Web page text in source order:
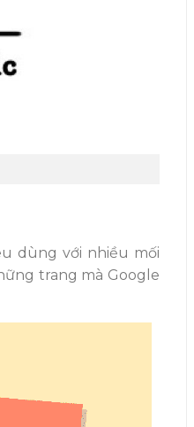
dùng với nhiều mối
trang mà Google